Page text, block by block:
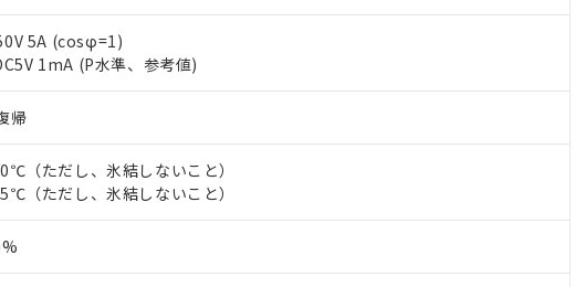
5A (cosφ=1)
1mA (P水準、参考値)
帰
（ただし、氷結しないこと）
（ただし、氷結しないこと）
対応状況